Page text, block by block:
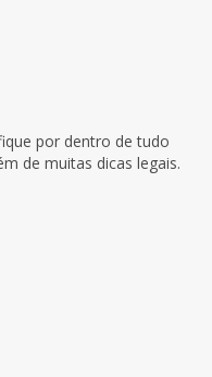
por dentro de tudo
de muitas dicas legais.